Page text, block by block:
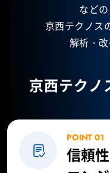
などの
京西テクノス
解析・
京西テクノ
POINT 01
信頼性